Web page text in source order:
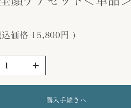
込価格 15,800円 )
購入手続きへ